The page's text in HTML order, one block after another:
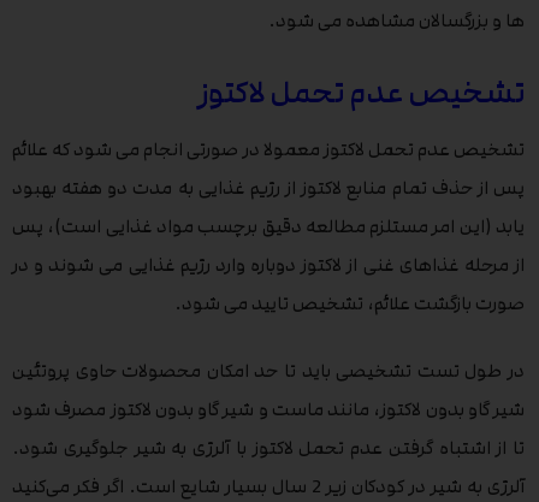
ها و بزرگسالان مشاهده می شود.
تشخیص عدم تحمل لاکتوز
تشخیص عدم تحمل لاکتوز معمولا در صورتی انجام می شود که علائم
پس از حذف تمام منابع لاکتوز از رژیم غذایی به مدت دو هفته بهبود
یابد (این امر مستلزم مطالعه دقیق برچسب مواد غذایی است)، پس
از مرحله غذاهای غنی از لاکتوز دوباره وارد رژیم غذایی می شوند و در
صورت بازگشت علائم، تشخیص تایید می شود.
در طول تست تشخیصی باید تا حد امکان محصولات حاوی پروتئین
شیر گاو بدون لاکتوز، مانند ماست‌ و شیر گاو بدون لاکتوز مصرف شود
تا از اشتباه گرفتن عدم تحمل لاکتوز با آلرژی به شیر جلوگیری شود.
آلرژی به شیر در کودکان زیر 2 سال بسیار شایع است. اگر فکر می‌کنید